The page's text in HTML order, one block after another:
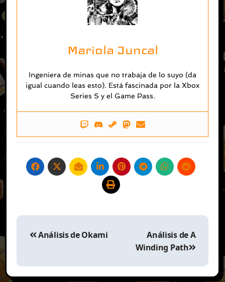
Mariola Juncal
Ingeniera de minas que no trabaja de lo suyo (da
igual cuando leas esto). Está fascinada por la Xbox
Series S y el Game Pass.
Navegación
Análisis de Okami
Análisis de A
Winding Path